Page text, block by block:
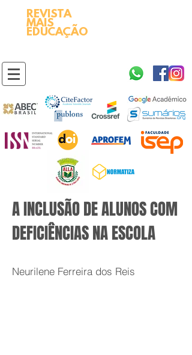
REVISTA
MAIS
EDUCAÇÃO
A INCLUSÃO DE ALUNOS COM
DEFICIÊNCIAS NA ESCOLA
Neurilene Ferreira dos Reis